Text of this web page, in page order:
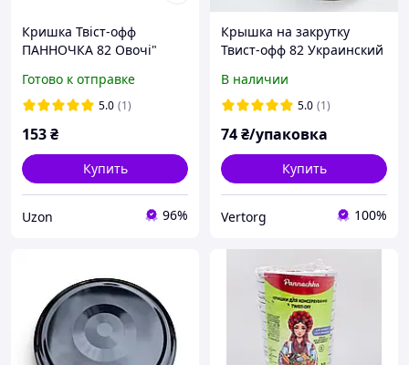
Кришка Твіст-офф
ПАННОЧКА 82 Овочі"
емаль)
Готово к отправке
5.0 (1)
153₴
Купить
Uzon 96%
Крышка на закрутку
Твист-офф 82 Украинский
Панночка (винтовая)
В наличии
5.0 (1)
74₴/упаковка
Купить
Vertorg 100%